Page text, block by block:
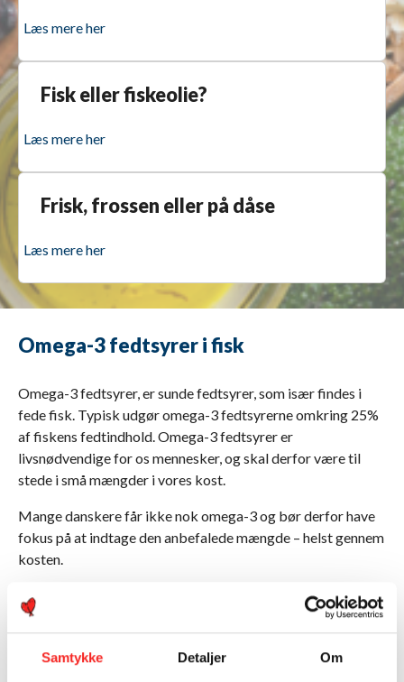
Samtykke Detaljer Om
Læs mere her
Fisk eller fiskeolie?
Læs mere her
Frisk, frossen eller på dåse
Læs mere her
Omega-3 fedtsyrer i fisk
Omega-3 fedtsyrer, er sunde fedtsyrer, som især findes i
fede fisk. Typisk udgør omega-3 fedtsyrerne omkring 25%
af fiskens fedtindhold. Omega-3 fedtsyrer er
livsnødvendige for os mennesker, og skal derfor være til
stede i små mængder i vores kost.
Mange danskere får ikke nok omega-3 og bør derfor have
fokus på at indtage den anbefalede mængde – helst gennem
kosten.
Hvilke fisk er rige på omega-3?
Makrel